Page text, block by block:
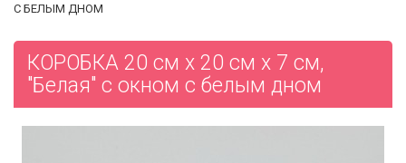
C БЕЛЫМ ДНОМ
КОРОБКА 20 см х 20 см х 7 см,
"Белая" с окном c белым дном